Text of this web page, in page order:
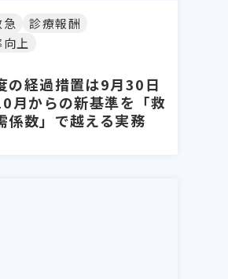
急
診療報酬
上
の経過措置は9月30日
からの新基準を「救
係数」で越える実務